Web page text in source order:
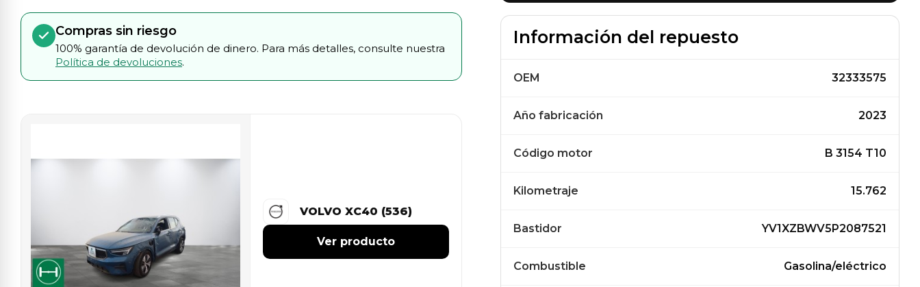
Compras sin riesgo
100% garantía de devolución de dinero. Para más detalles, consulte nuestra
Política de devoluciones.
VOLVO XC40 (536)
Ver producto
Información del repuesto
OEM 32333575
Año fabricación 2023
Código motor B 3154 T10
Kilometraje 15.762
Bastidor YV1XZBWV5P2087521
Combustible Gasolina/eléctrico